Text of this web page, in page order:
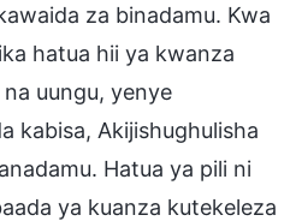
za binadamu. Kwa
hatua hii ya kwanza
uungu, yenye
kabisa, Akijishughulisha
Hatua ya pili ni
ya kuanza kutekeleza